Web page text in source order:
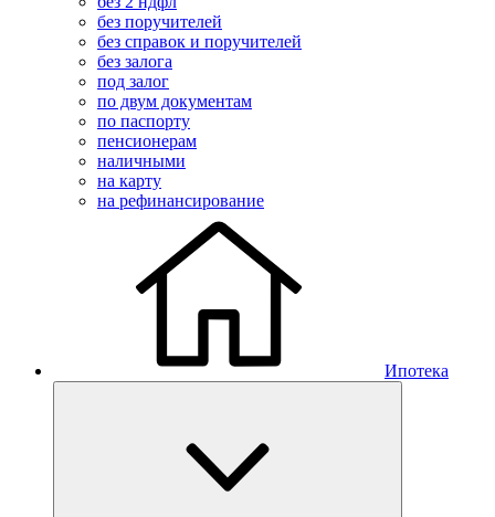
без поручителей
без справок и поручителей
без залога
под залог
по двум документам
по паспорту
пенсионерам
наличными
на карту
на рефинансирование
Ипотека